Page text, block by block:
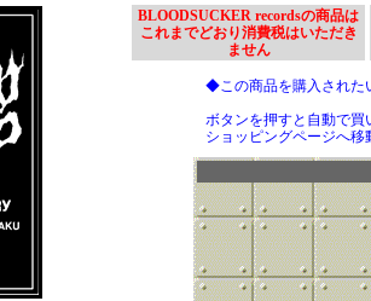
BLOODSUCKER recordsの商品は
これまでどおり消費税はいただき
ません
◆この商品を購入された
ボタンを押すと自動で
ショッピングページへ